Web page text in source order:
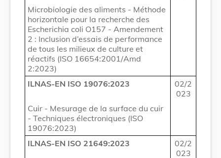
Microbiologie des aliments - Méthode
horizontale pour la recherche des
Escherichia coli O157 - Amendement
2 : Inclusion d’essais de performance
de tous les milieux de culture et
réactifs (ISO 16654:2001/Amd
2:2023)
ILNAS-EN ISO 19076:2023
02/2
023
Cuir - Mesurage de la surface du cuir
- Techniques électroniques (ISO
19076:2023)
ILNAS-EN ISO 21649:2023
02/2
023